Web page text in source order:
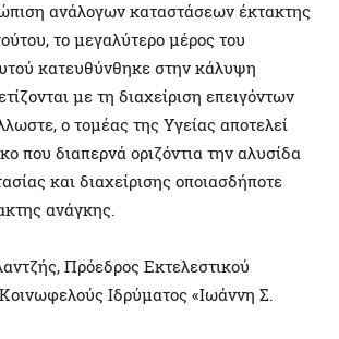
ανάλογων καταστάσεων έκτακτης
το μεγαλύτερο μέρος του
κατευθύνθηκε στην κάλυψη
με τη διαχείριση επειγόντων
ο τομέας της Υγείας αποτελεί
που διαπερνά οριζόντια την αλυσίδα
και διαχείρισης οποιασδήποτε
ανάγκης.
Πρόεδρος Εκτελεστικού
Ιδρύματος «Ιωάννη Σ.